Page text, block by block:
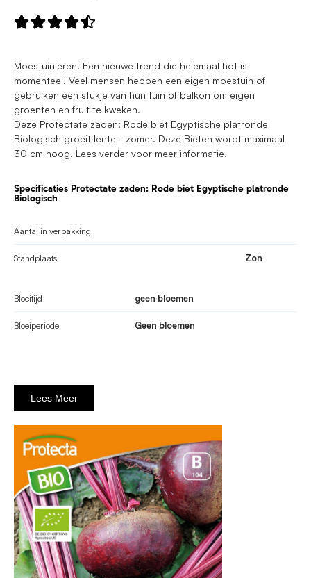

Moestuinieren! Een nieuwe trend die helemaal hot is
momenteel. Veel mensen hebben een eigen moestuin of
gebruiken een stukje van hun tuin of balkon om eigen
groenten en fruit te kweken.
Deze Protectate zaden: Rode biet Egyptische platronde
Biologisch groeit lente - zomer. Deze Bieten wordt maximaal
30 cm hoog. Lees verder voor meer informatie.
Specificaties Protectate zaden: Rode biet Egyptische platronde
Biologisch
Aantal in verpakking
Standplaats Zon
Bloeitijd geen bloemen
Bloeiperiode Geen bloemen
Lees Meer